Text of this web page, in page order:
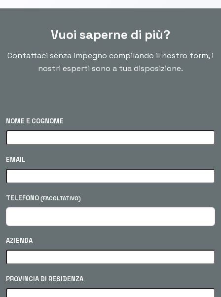
Vuoi saperne di più?
Contattaci senza impegno compilando il nostro form, i
nostri esperti sono a tua disposizione.
NOME E COGNOME
EMAIL
TELEFONO (FACOLTATIVO)
AZIENDA
PROVINCIA DI RESIDENZA